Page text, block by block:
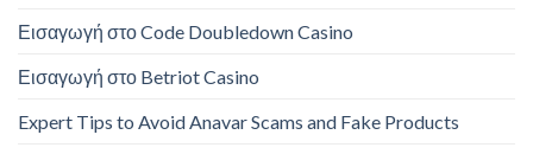
Εισαγωγή στο Code Doubledown Casino
Εισαγωγή στο Betriot Casino
Expert Tips to Avoid Anavar Scams and Fake Products